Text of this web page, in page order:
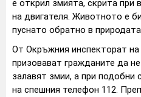
е открил змията, скрита при
на двигателя. Животното е
пуснато обратно в
От Окръжния инспекторат
призовават гражданите да
залавят змии, а при подобни
на спешния телефон 112.